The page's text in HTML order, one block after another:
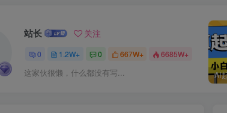
站长 关注
0 1.2W+ 0 667W+ 6685W+
这家伙很懒，什么都没有写...